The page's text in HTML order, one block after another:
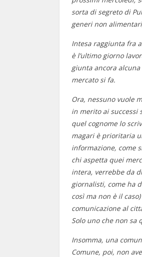
sorta di segreto di
generi non
Intesa raggiunta fra
è l’ultimo giorno
giunta ancora
mercato si fa.
Ora, nessuno vuole
in merito ai successi
quel cognome lo
magari è prioritaria
informazione, come
chi aspetta quei
intera, verrebbe da
giornalisti, come ha
così ma non è il
comunicazione al
Solo uno che non
Insomma, una
Comune, poi, non